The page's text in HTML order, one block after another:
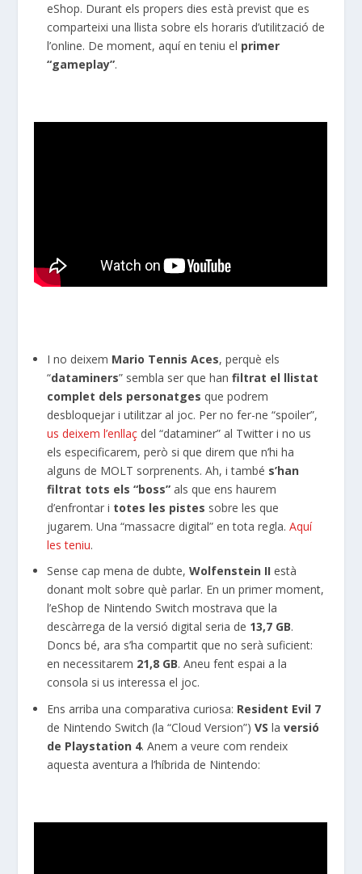
eShop. Durant els propers dies està previst que es
comparteixi una llista sobre els horaris d’utilització de
l’online. De moment, aquí en teniu el primer
“gameplay”.
I no deixem Mario Tennis Aces, perquè els
“dataminers” sembla ser que hanfiltrat el llistat
complet dels personatges que podrem
desbloquejar i utilitzar al joc. Per no fer-ne “spoiler”,
us deixem l’enllaç del “dataminer” al Twitter i no us
els especificarem, però si que direm que n’hi ha
alguns de MOLT sorprenents. Ah, i també s’han
filtrat tots els “boss” als que ens haurem
d’enfrontar i totes les pistes sobre les que
jugarem. Una “massacre digital” en tota regla.Aquí
les teniu.
Sense cap mena de dubte,Wolfenstein II està
donant molt sobre què parlar. En un primer moment,
l’eShop de Nintendo Switch mostrava que la
descàrrega de la versió digital seria de 13,7 GB.
Doncs bé, ara s’ha compartit que no serà suficient:
en necessitarem 21,8 GB. Aneu fent espai a la
consola si us interessa el joc.
Ens arriba una comparativa curiosa: Resident Evil 7
de Nintendo Switch (la “Cloud Version”)VS laversió
de Playstation 4. Anem a veure com rendeix
aquesta aventura a l’híbrida de Nintendo: